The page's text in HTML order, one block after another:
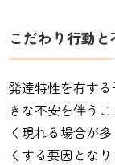
こだわり行動
発達特性を有す
きな不安を伴う
く現れる場合が
くする要因となり